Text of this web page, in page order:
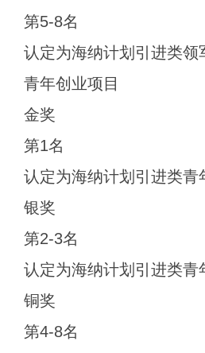
第5-8名
认定为海纳计划引进类
青年创业项目
金奖
第1名
认定为海纳计划引进类
银奖
第2-3名
认定为海纳计划引进类
铜奖
第4-8名